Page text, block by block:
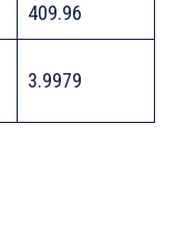
409.96
3.9979